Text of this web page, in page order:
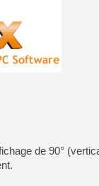
DOOM arrive en
Bethesda fête les 30
Roblox : l'action en
Agenda - GeForce
[PS5] ps5-y2jb-
Pourquoi Marvel
GTA 6 : Rockstar
Hot Wheels Infinite
Mémoire cash -
Résultats Nintendo :
de 90°